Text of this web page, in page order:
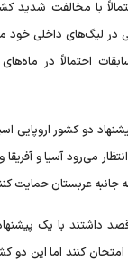
با مخالفت شدید
در لیگ‌های داخلی خود
احتمالاً در ماه‌های
دو کشور اروپایی
می‌رود آسیا و
جانبه عربستان حمایت
قصد داشتند با یک
برای جام‌جهانی ۲۰۳۰ امتحان کنند